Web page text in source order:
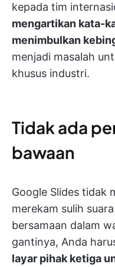
kepada tim
mengartikan kata-
menimbulkan
menjadi masalah
khusus industri.
Tidak ada
bawaan
Google Slides tidak
merekam sulih
bersamaan dalam
gantinya, Anda
layar pihak ketiga